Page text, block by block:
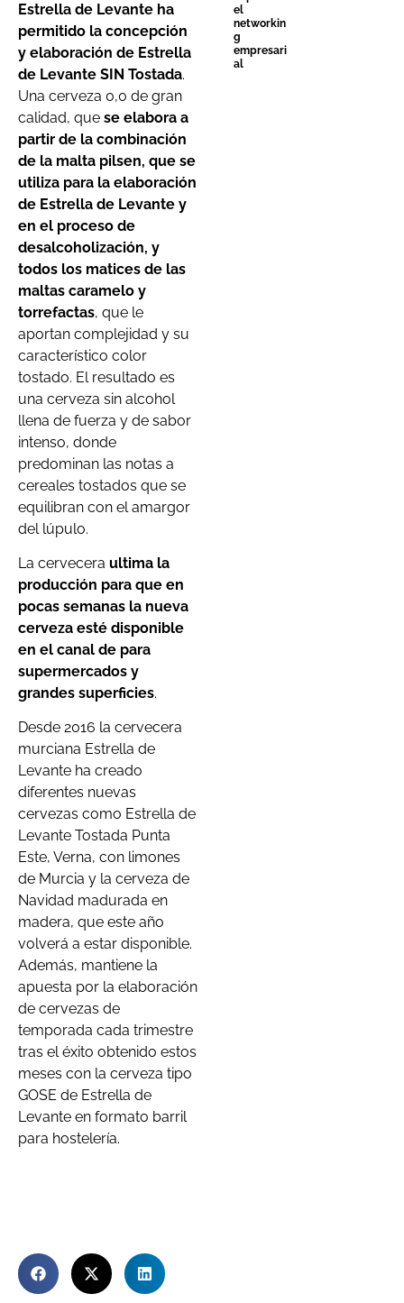
Estrella de Levante ha
permitido la concepción
y elaboración de Estrella
de Levante SIN Tostada.
Una cerveza 0,0 de gran
calidad, que se elabora a
partir de la combinación
de la malta pilsen, que se
utiliza para la elaboración
de Estrella de Levante y
en el proceso de
desalcoholización, y
todos los matices de las
maltas caramelo y
torrefactas, que le
aportan complejidad y su
característico color
tostado. El resultado es
una cerveza sin alcohol
llena de fuerza y de sabor
intenso, donde
predominan las notas a
cereales tostados que se
equilibran con el amargor
del lúpulo.
La cervecera ultima la
producción para que en
pocas semanas la nueva
cerveza esté disponible
en el canal de para
supermercados y
grandes superficies.
Desde 2016 la cervecera
murciana Estrella de
Levante ha creado
diferentes nuevas
cervezas como Estrella de
Levante Tostada Punta
Este, Verna, con limones
de Murcia y la cerveza de
Navidad madurada en
madera, que este año
volverá a estar disponible.
Además, mantiene la
apuesta por la elaboración
de cervezas de
temporada cada trimestre
tras el éxito obtenido estos
meses con la cerveza tipo
GOSE de Estrella de
Levante en formato barril
para hostelería.
el
networkin
g
empresari
al